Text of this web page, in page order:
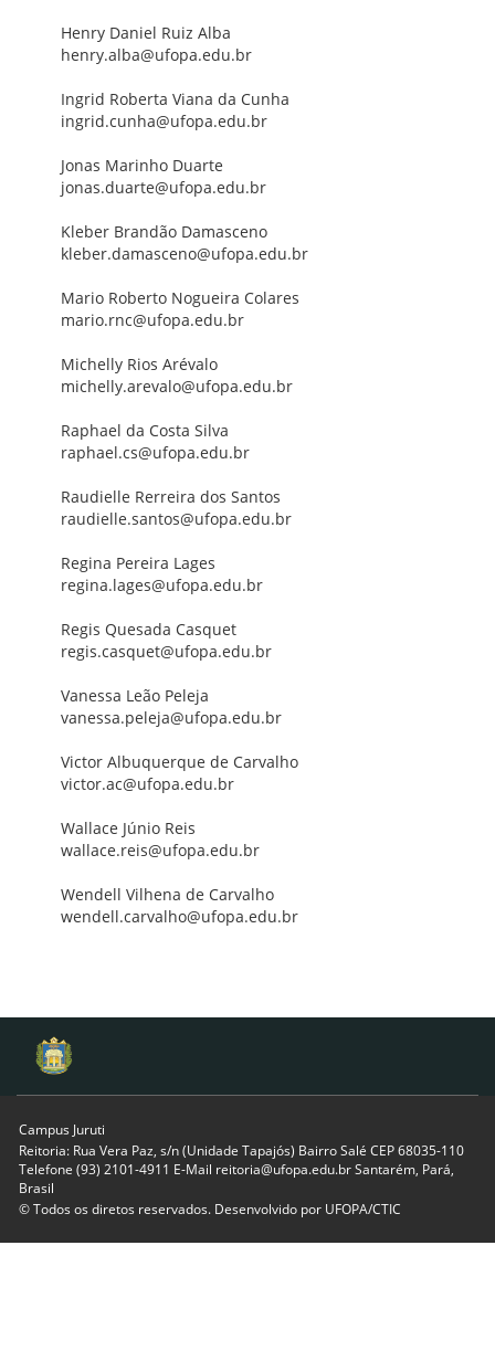
Henry Daniel Ruiz Alba
henry.alba@ufopa.edu.br
Ingrid Roberta Viana da Cunha
ingrid.cunha@ufopa.edu.br
Jonas Marinho Duarte
jonas.duarte@ufopa.edu.br
Kleber Brandão Damasceno
kleber.damasceno@ufopa.edu.br
Mario Roberto Nogueira Colares
mario.rnc@ufopa.edu.br
Michelly Rios Arévalo
michelly.arevalo@ufopa.edu.br
Raphael da Costa Silva
raphael.cs@ufopa.edu.br
Raudielle Rerreira dos Santos
raudielle.santos@ufopa.edu.br
Regina Pereira Lages
regina.lages@ufopa.edu.br
Regis Quesada Casquet
regis.casquet@ufopa.edu.br
Vanessa Leão Peleja
vanessa.peleja@ufopa.edu.br
Victor Albuquerque de Carvalho
victor.ac@ufopa.edu.br
Wallace Júnio Reis
wallace.reis@ufopa.edu.br
Wendell Vilhena de Carvalho
wendell.carvalho@ufopa.edu.br
Campus Juruti
Reitoria: Rua Vera Paz, s/n (Unidade Tapajós) Bairro Salé CEP 68035-110
Telefone (93) 2101-4911 E-Mail reitoria@ufopa.edu.br Santarém, Pará,
Brasil
© Todos os diretos reservados. Desenvolvido por UFOPA/CTIC